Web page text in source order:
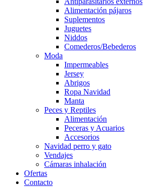
Alimentación pájaros
Suplementos
Juguetes
Niddos
Comederos/Bebederos
Moda
Impermeables
Jersey
Abrigos
Ropa Navidad
Manta
Peces y Reptiles
Alimentación
Peceras y Acuarios
Accesorios
Navidad perro y gato
Vendajes
Cámaras inhalación
Ofertas
Contacto